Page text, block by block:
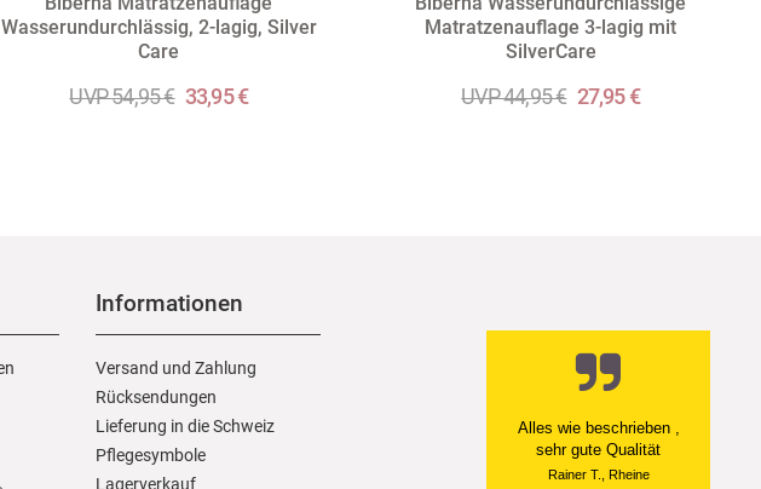
Wasserundurchlässig, 2-lagig, Silver
Care
UVP 54,95 € 33,95 €
Matratzenauflage 3-lagig mit
SilverCare
UVP 44,95 € 27,95 €
Informationen
Versand und Zahlung
Rücksendungen
Lieferung in die Schweiz
Pflegesymbole
Lagerverkauf
Ein einfach toller Service
- prompte Lieferung und
sogar mit Pflegehinweis!